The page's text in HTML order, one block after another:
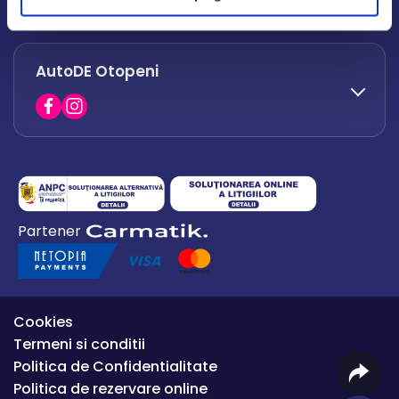
office.afumati@autode.ro
0730 063 852
0730 063 851
AutoDE Otopeni
0754 649 360
office.premium@autode.ro
Partener
Cookies
Termeni si conditii
Politica de Confidentialitate
Politica de rezervare online